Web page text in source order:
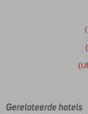
Zafiro
Gerelateerde hotels